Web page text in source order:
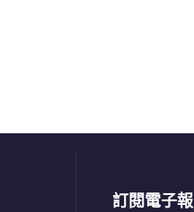
訂閱電子報